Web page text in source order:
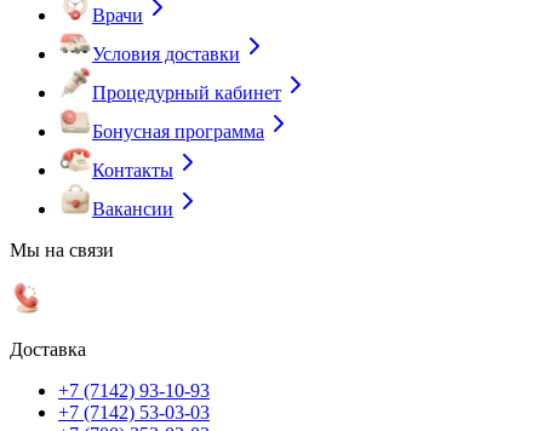
Врачи
Условия доставки
Процедурный кабинет
Бонусная программа
Контакты
Вакансии
Мы на связи
Доставка
+7 (7142) 93-10-93
+7 (7142) 53-03-03